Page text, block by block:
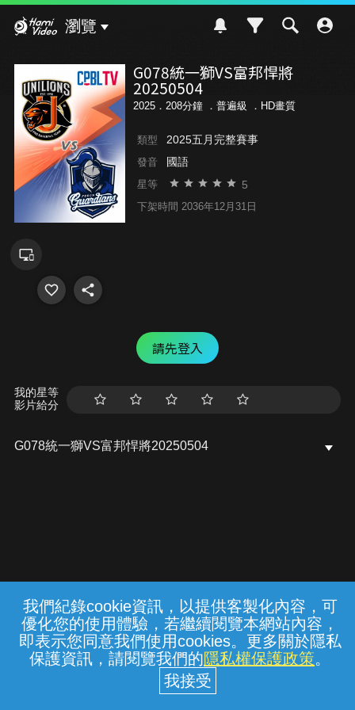
我們紀錄cookie資訊，以提供客製化內容，可
優化您的使用體驗，若繼續閱覽本網站內容，
即表示您同意我們使用cookies。更多關於隱私
保護資訊，請閱覽我們的隱私權保護政策。
瀏覽
G078統一獅VS富邦悍將
20250504
2025．208分鐘 ． 普遍級 ．HD畫質
類型 2025五月完整賽事
發音 國語
星等 5
下架時間 2036年12月31日
請先登入
我的星等
影片給分
G078統一獅VS富邦悍將20250504
常見問題 線上客服 服務條款 隱私權保護
中華電信股份有限公司個人家庭分公司
(統一編號：96979949) © 2026
{{notifyMsg}}